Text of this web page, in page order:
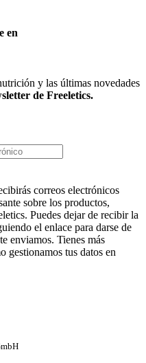
en
y las últimas novedades
de Freeletics.
correos electrónicos
sobre los productos,
Puedes dejar de recibir la
el enlace para darse de
enviamos. Tienes más
gestionamos tus datos en